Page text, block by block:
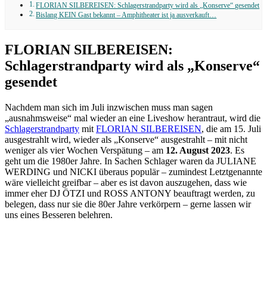
FLORIAN SILBEREISEN: Schlagerstrandparty wird als „Konserve“ gesendet
Bislang KEIN Gast bekannt – Amphitheater ist ja ausverkauft…
FLORIAN SILBEREISEN:
Schlagerstrandparty wird als „Konserve“
gesendet
Nachdem man sich im Juli inzwischen muss man sagen
„ausnahmsweise“ mal wieder an eine Liveshow herantraut, wird die
Schlagerstrandparty mit FLORIAN SILBEREISEN, die am 15. Juli
ausgestrahlt wird, wieder als „Konserve“ ausgestrahlt – mit nicht
weniger als vier Wochen Verspätung – am 12. August 2023. Es
geht um die 1980er Jahre. In Sachen Schlager waren da JULIANE
WERDING und NICKI überaus populär – zumindest Letztgenannte
wäre vielleicht greifbar – aber es ist davon auszugehen, dass wie
immer eher DJ ÖTZI und ROSS ANTONY beauftragt werden, zu
belegen, dass nur sie die 80er Jahre verkörpern – gerne lassen wir
uns eines Besseren belehren.